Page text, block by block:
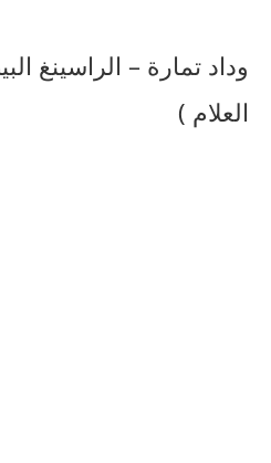
وداد تمارة – الراسينغ
العلام )